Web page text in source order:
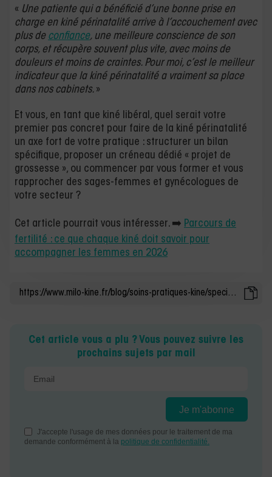
« Une patiente qui a bénéficié d’une bonne prise en
charge en kiné périnatalité arrive à l’accouchement avec
plus de confiance, une meilleure conscience de son
corps, et récupère souvent plus vite, avec moins de
douleurs et moins de craintes. Pour moi, c’est le meilleur
indicateur que la kiné périnatalité a vraiment sa place
dans nos cabinets. »
Et vous, en tant que kiné libéral, quel serait votre
premier pas concret pour faire de la kiné périnatalité
un axe fort de votre pratique : structurer un bilan
spécifique, proposer un créneau dédié « projet de
grossesse », ou commencer par vous former et vous
rapprocher des sages-femmes et gynécologues de
votre secteur ?
Cet article pourrait vous intéresser. ➡️ Parcours de
fertilité : ce que chaque kiné doit savoir pour
accompagner les femmes en 2026
Cet article vous a plu ? Vous pouvez suivre les
prochains sujets par mail